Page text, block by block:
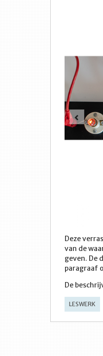
Deze
van de
geven. De
paragraaf
De
LESWERK